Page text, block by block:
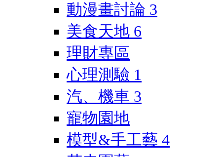
動漫畫討論 3
美食天地 6
理財專區
心理測驗 1
汽、機車 3
寵物園地
模型&手工藝 4